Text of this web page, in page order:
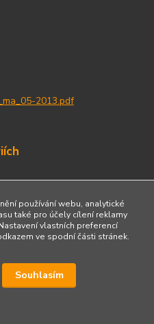
2013.pdf
cookies.
používání webu, analytické
také pro účely cílení reklamy
vlastních preferencí
ve spodní části stránek.
Souhlasím